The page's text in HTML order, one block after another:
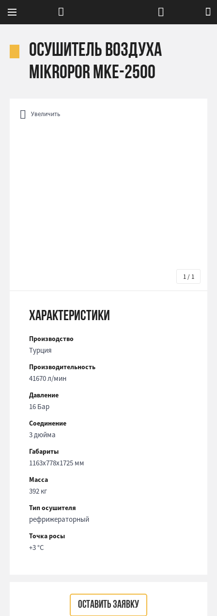
Осушитель воздуха
Mikropor MKE-2500
Увеличить
1 / 1
Характеристики
Производство
Турция
Производительность
41670 л/мин
Давление
16 Бар
Соединение
3 дюйма
Габариты
1163x778x1725 мм
Масса
392 кг
Тип осушителя
рефрижераторный
Точка росы
+3 °С
ОСТАВИТЬ ЗАЯВКУ